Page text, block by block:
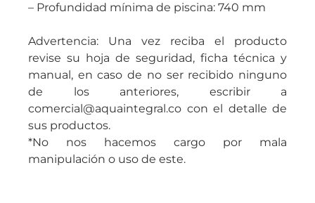
– Profundidad mínima de piscina: 740 mm
Advertencia: Una vez reciba el producto
revise su hoja de seguridad, ficha técnica y
manual, en caso de no ser recibido ninguno
de los anteriores, escribir a
comercial@aquaintegral.co con el detalle de
sus productos.
*No nos hacemos cargo por mala
manipulación o uso de este.